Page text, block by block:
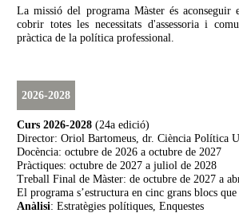
La missió del programa Màster és aconseguir
cobrir totes les necessitats d'assessoria i
pràctica de la política professional.
2026-2028
Curs 2026-2028 (24a edició)
Director: Oriol Bartomeus, dr. Ciència Política
Docència: octubre de 2026 a octubre de 2027
Pràctiques: octubre de 2027 a juliol de 2028
Treball Final de Màster: de octubre de 2027 a
El programa s’estructura en cinc grans blocs
Anàlisi: Estratègies polítiques, Enquestes